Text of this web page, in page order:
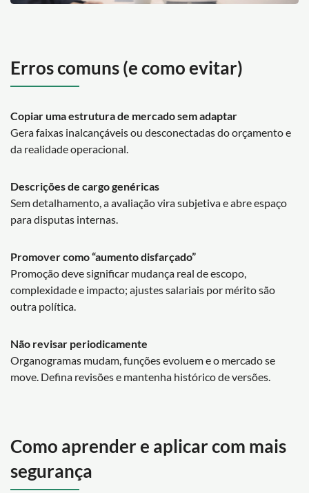
Erros comuns (e como evitar)
Copiar uma estrutura de mercado sem adaptar
Gera faixas inalcançáveis ou desconectadas do orçamento e
da realidade operacional.
Descrições de cargo genéricas
Sem detalhamento, a avaliação vira subjetiva e abre espaço
para disputas internas.
Promover como “aumento disfarçado”
Promoção deve significar mudança real de escopo,
complexidade e impacto; ajustes salariais por mérito são
outra política.
Não revisar periodicamente
Organogramas mudam, funções evoluem e o mercado se
move. Defina revisões e mantenha histórico de versões.
Como aprender e aplicar com mais
segurança